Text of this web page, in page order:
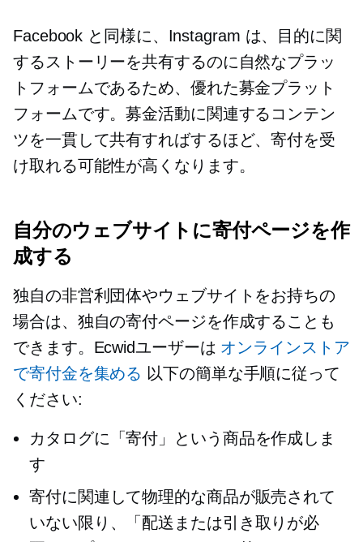
Facebook と同様に、Instagram は、目的に関
するストーリーを共有するのに自然なプラッ
トフォームであるため、優れた募金プラット
フォームです。募金活動に関連するコンテン
ツを一貫して共有すればするほど、寄付を受
け取れる可能性が高くなります。
自分のウェブサイトに寄付ページを作
成する
独自の非営利団体やウェブサイトをお持ちの
場合は、独自の寄付ページを作成することも
できます。Ecwidユーザーは オンラインストア
で寄付金を集める 以下の簡単な手順に従って
ください:
カタログに「寄付」という商品を作成しま
す
寄付に関連して物理的な商品が販売されて
いない限り、「配送または引き取りが必